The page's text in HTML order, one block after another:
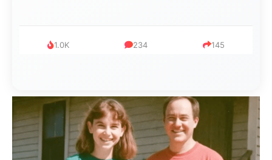
1.0K 234 145